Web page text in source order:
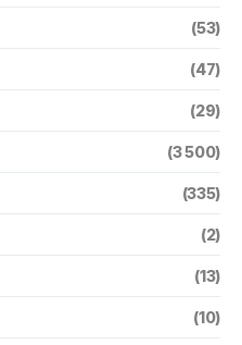
(53)
(47)
(29)
(3 500)
(335)
(2)
(13)
(10)